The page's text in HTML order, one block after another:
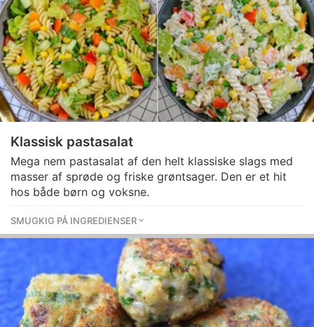
Klassisk pastasalat
Mega nem pastasalat af den helt klassiske slags med
masser af sprøde og friske grøntsager. Den er et hit
hos både børn og voksne.
SMUGKIG PÅ INGREDIENSER